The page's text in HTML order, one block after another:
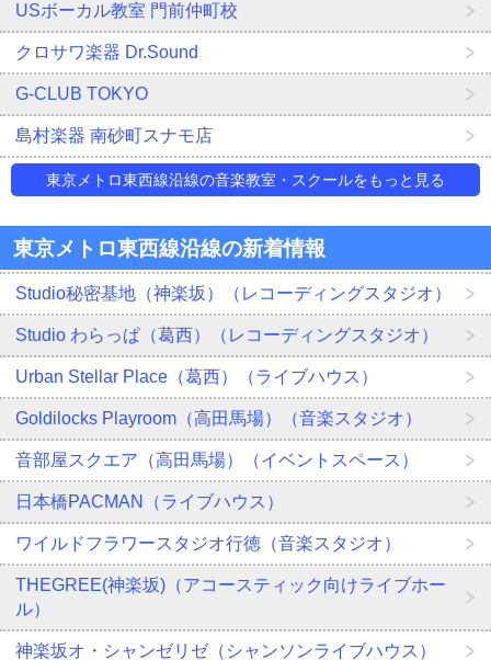
USボーカル教室 門前仲町校
クロサワ楽器 Dr.Sound
G-CLUB TOKYO
島村楽器 南砂町スナモ店
東京メトロ東西線沿線の音楽教室・スクールをもっと見る
東京メトロ東西線沿線の新着情報
Studio秘密基地（神楽坂）（レコーディングスタジオ）
Studio わらっぱ（葛西）（レコーディングスタジオ）
Urban Stellar Place（葛西）（ライブハウス）
Goldilocks Playroom（高田馬場）（音楽スタジオ）
音部屋スクエア（高田馬場）（イベントスペース）
日本橋PACMAN（ライブハウス）
ワイルドフラワースタジオ行徳（音楽スタジオ）
THEGREE(神楽坂)（アコースティック向けライブホー
ル）
神楽坂オ・シャンゼリゼ（シャンソンライブハウス）